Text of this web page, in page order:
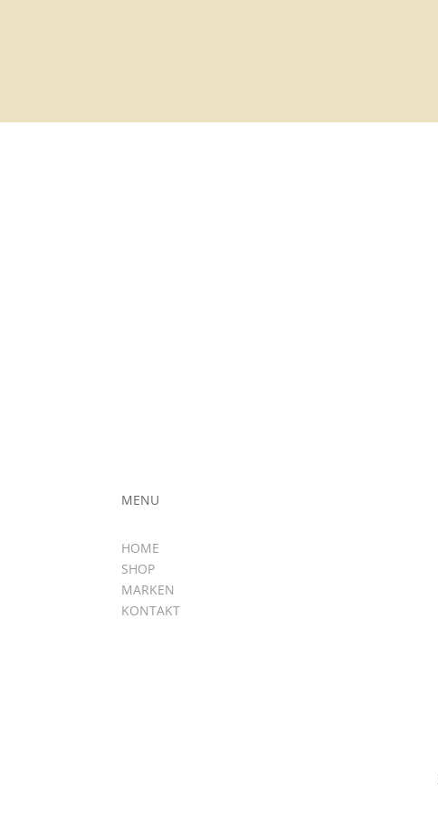
MENU
HOME
SHOP
MARKEN
KONTAKT